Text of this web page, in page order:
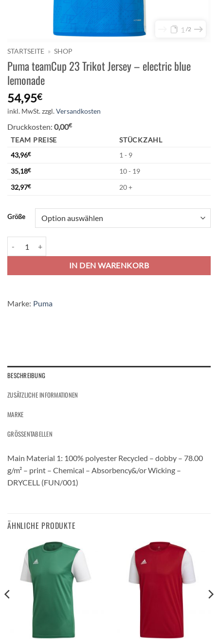
1 2
STARTSEITE » SHOP
Puma teamCup 23 Trikot Jersey – electric blue
lemonade
54,95€
inkl. MwSt.zzgl.Versandkosten
Druckkosten: 0,00€
TEAM PREISE
STÜCKZAHL
43,96€
1 - 9
35,18€
10 - 19
32,97€ 20 +
Größe
IN DEN WARENKORB
Alternative:
Marke: Puma
BESCHREIBUNG
ZUSÄTZLICHE INFORMATIONEN
MARKE
GRÖSSENTABELLEN
Main Material 1: 100% polyester Recycled – dobby – 78.00
g/m² – print – Chemical – Absorbency&/or Wicking –
DRYCELL (FUN/001)
ÄHNLICHE PRODUKTE